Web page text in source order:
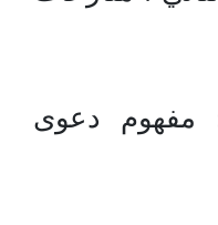
: مفهوم دعوى